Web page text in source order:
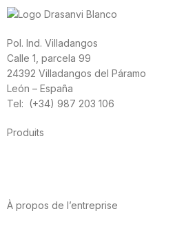
Pol. Ind. Villadangos
Calle 1, parcela 99
24392 Villadangos del Páramo
León – España
Tel: (+34) 987 203 106
Produits
À propos de l’entreprise